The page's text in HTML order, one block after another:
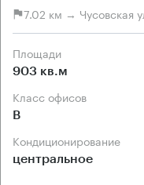
7.02 км → Чусовская
Площади
903 кв.м
Класс офисов
B
Кондиционирование
центральное